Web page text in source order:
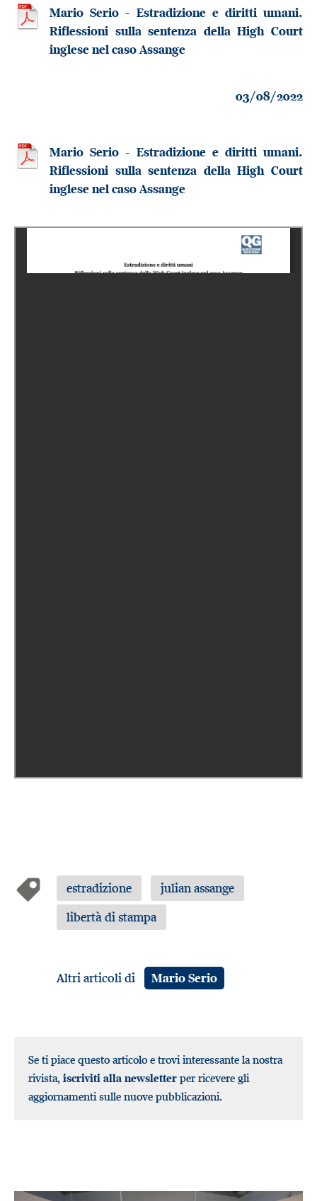
Mario Serio - Estradizione e diritti umani.
Riflessioni sulla sentenza della High Court
inglese nel caso Assange
03/08/2022
Mario Serio - Estradizione e diritti umani.
Riflessioni sulla sentenza della High Court
inglese nel caso Assange
estradizione
julian assange
libertà di stampa
Altri articoli di Mario Serio
Se ti piace questo articolo e trovi interessante la nostra
rivista, iscriviti alla newsletter per ricevere gli
aggiornamenti sulle nuove pubblicazioni.